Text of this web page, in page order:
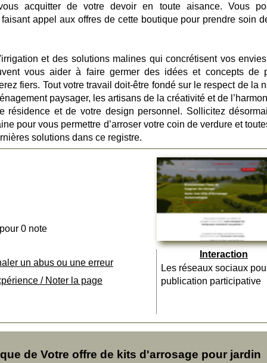
acquitter de votre devoir en toute aisance. Vous
appel aux offres de cette boutique pour prendre soin
et des solutions malines qui concrétisent vos
vous aider à faire germer des idées et concepts de
fiers. Tout votre travail doit-être fondé sur le respect de la
paysager, les artisans de la créativité et de
résidence et de votre design personnel. Sollicitez
pour vous permettre d’arroser votre coin de verdure et
solutions dans ce registre.
0 note
un abus ou une erreur
/ Noter la page
Interaction
Les réseaux sociaux
publication participative
de Votre offre de kits d'arrosage pour jardin